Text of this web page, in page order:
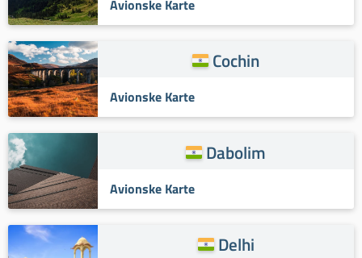
Avionske Karte
Cochin
Avionske Karte
Dabolim
Avionske Karte
Delhi